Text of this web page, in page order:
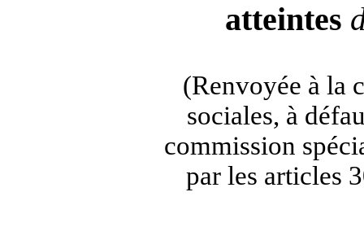
atteintes
(Renvoyée à la
sociales, à
commission
par les articles